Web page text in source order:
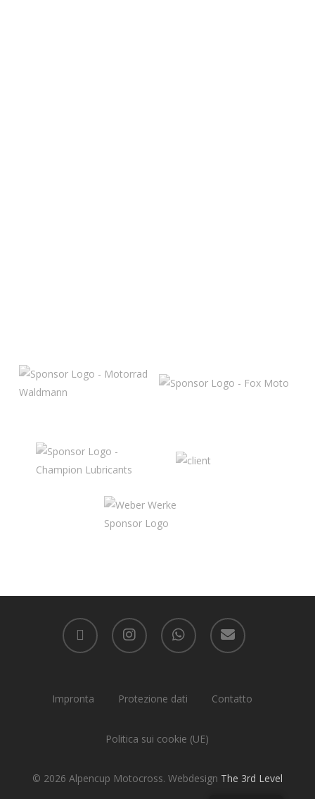
facebook instagram whatsapp email
Impronta Protezione dati Contatto
Politica sui cookie (UE)
© 2026 Alpencup Motocross. Webdesign The 3rd Level